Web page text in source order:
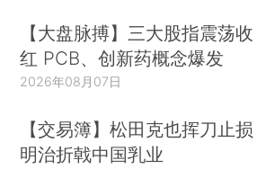
【大盘脉搏】三大股指震荡收
红 PCB、创新药概念爆发
2026年08月07日
【交易簿】松田克也挥刀止损
明治折戟中国乳业